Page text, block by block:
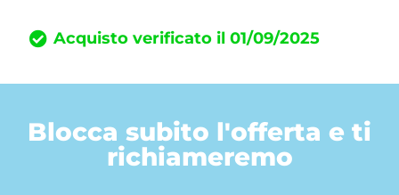
Acquisto verificato il 01/09/2025
Blocca subito l'offerta e ti
richiameremo